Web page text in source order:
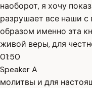
наоборот, я хочу
разрушает все наши
образом именно эта
живой веры, для
01:50
Speaker A
молитвы и для